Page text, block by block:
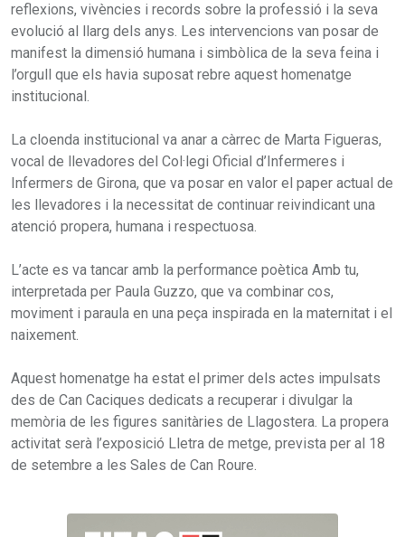
reflexions, vivències i records sobre la professió i la seva
evolució al llarg dels anys. Les intervencions van posar de
manifest la dimensió humana i simbòlica de la seva feina i
l’orgull que els havia suposat rebre aquest homenatge
institucional.
La cloenda institucional va anar a càrrec de Marta Figueras,
vocal de llevadores del Col·legi Oficial d’Infermeres i
Infermers de Girona, que va posar en valor el paper actual de
les llevadores i la necessitat de continuar reivindicant una
atenció propera, humana i respectuosa.
L’acte es va tancar amb la performance poètica Amb tu,
interpretada per Paula Guzzo, que va combinar cos,
moviment i paraula en una peça inspirada en la maternitat i el
naixement.
Aquest homenatge ha estat el primer dels actes impulsats
des de Can Caciques dedicats a recuperar i divulgar la
memòria de les figures sanitàries de Llagostera. La propera
activitat serà l’exposició Lletra de metge, prevista per al 18
de setembre a les Sales de Can Roure.